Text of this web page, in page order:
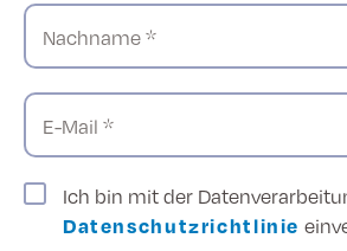
Nachname *
E-Mail *
Ich bin mit der
Datenschutzrichtlinie